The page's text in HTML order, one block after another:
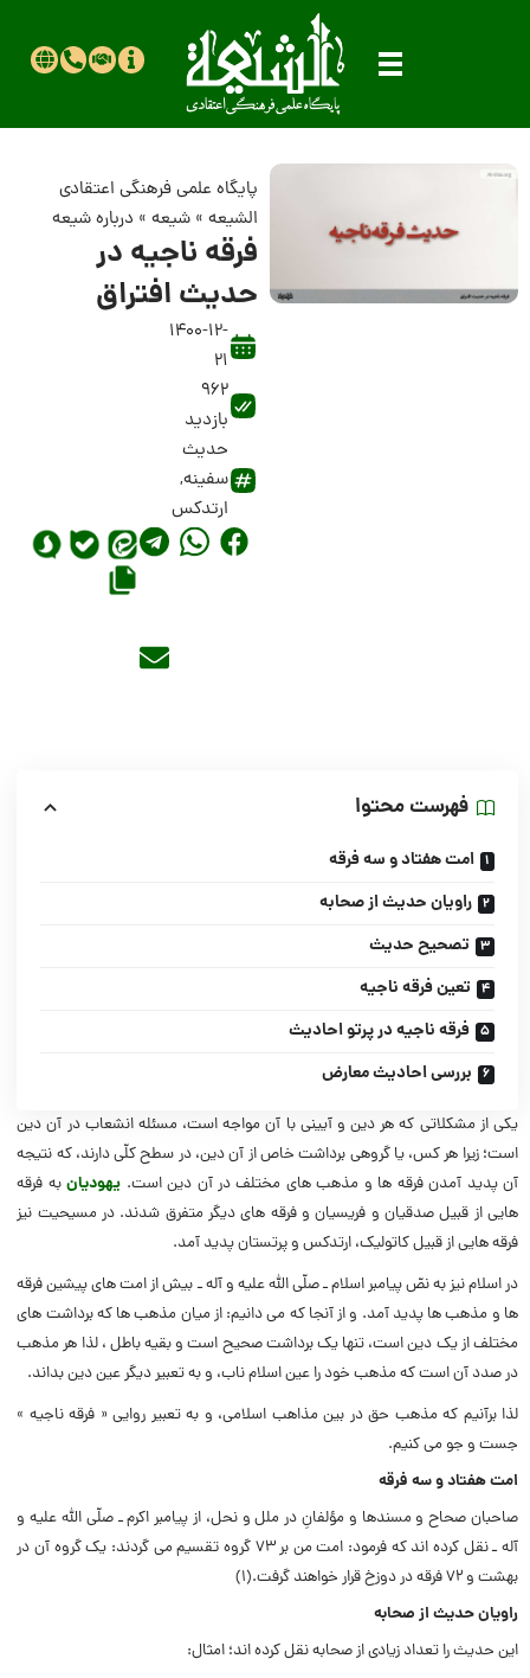
پایگاه علمی فرهنگی اعتقادی
الشیعه» شیعه» درباره شیعه
فرقه ناجیه در
حدیث افتراق
1400-12-
21
962
بازدید
حدیث
سفینه,
ارتدکس
فهرست محتوا
امت هفتاد و سه فرقه
راویان حدیث از صحابه
تصحیح حدیث
تعین فرقه ناجیه
فرقه ناجیه در پرتو احادیث
بررسى احادیث معارض
یکى از مشکلاتى که هر دین و آیینى با آن مواجه است، مسئله انشعاب در آن دین
است؛ زیرا هر کس، یا گروهى برداشت خاص از آن دین، در سطح کلّى دارند، که نتیجه
آن پدید آمدن فرقه ها و مذهب هاى مختلف در آن دین است. یهودیانبه فرقه
هایى از قبیل صدقیان و فریسیان و فرقه هاى دیگر متفرق شدند. در مسیحیت نیز
فرقه هایى از قبیل کاتولیک، ارتدکس و پرتستان پدید آمد.
در اسلام نیز به نصّ پیامبر اسلام ـ صلّى الله علیه و آله ـ بیش از امت هاى پیشین فرقه
ها و مذهب ها پدید آمد. و از آنجا که مى دانیم: از میان مذهب ها که برداشت هاى
مختلف از یک دین است، تنها یک برداشت صحیح است و بقیه باطل ، لذا هر مذهب
در صدد آن است که مذهب خود را عین اسلام ناب، و به تعبیر دیگر عین دین بداند.
لذا برآنیم که مذهب حق در بین مذاهب اسلامى، و به تعبیر روایى « فرقه ناجیه »
جست و جو مى کنیم.
امت هفتاد و سه فرقه
صاحبان صحاح و مسندها و مؤلفانِ در ملل و نحل، از پیامبر اکرم ـ صلّى الله علیه و
آله ـ نقل کرده اند که فرمود: امت من بر ۷۳ گروه تقسیم مى گردند: یک گروه آن در
بهشت و ۷۲ فرقه در دوزخ قرار خواهند گرفت.(۱)
راویان حدیث از صحابه
این حدیث را تعداد زیادى از صحابه نقل کرده اند؛ امثال: